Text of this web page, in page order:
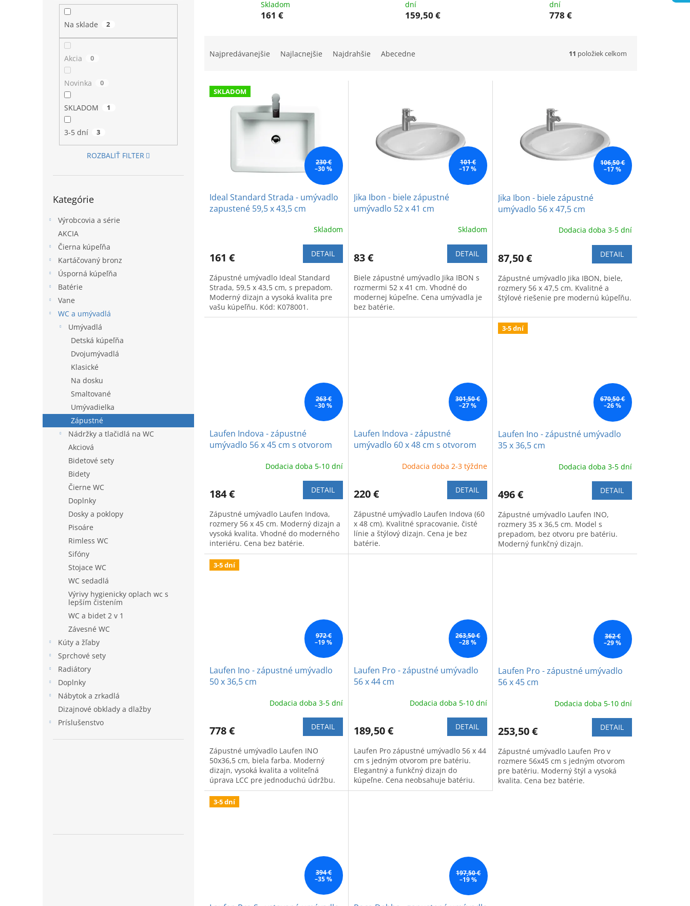
Na sklade 2
Akcia 0
Novinka 0
SKLADOM 1
3-5 dní 3
ROZBALIŤ FILTER
kategórie
Kategórie
Výrobcovia a série
AKCIA
Čierna kúpeľňa
Kartáčovaný bronz
Úsporná kúpeľňa
Batérie
Vane
WC a umývadlá
Umývadlá
Detská kúpeľňa
Dvojumývadlá
Klasické
Na dosku
Smaltované
Umývadielka
Zápustné
Nádržky a tlačidlá na WC
Akciová
Bidetové sety
Bidety
Čierne WC
Doplnky
Dosky a poklopy
Pisoáre
Rimless WC
Sifóny
Stojace WC
WC sedadlá
Výrivy hygienicky oplach wc s
lepším čistením
WC a bidet 2 v 1
Závesné WC
Kúty a žľaby
Sprchové sety
Radiátory
Doplnky
Nábytok a zrkadlá
Dizajnové obklady a dlažby
Príslušenstvo
Skladom
161 €
dní
159,50 €
dní
778 €
n
Najpredávanejšie Najlacnejšie Najdrahšie Abecedne 11 položiek celkom
V SKLADOM
230 €
–30 %
Ideal Standard Strada - umývadlo
zapustené 59,5 x 43,5 cm
Skladom
161 € DETAIL
Zápustné umývadlo Ideal Standard
Strada, 59,5 x 43,5 cm, s prepadom.
Moderný dizajn a vysoká kvalita pre
vašu kúpeľňu. Kód: K078001.
101 €
–17 %
Jika Ibon - biele zápustné
umývadlo 52 x 41 cm
Skladom
83 € DETAIL
Biele zápustné umývadlo Jika IBON s
rozmermi 52 x 41 cm. Vhodné do
modernej kúpeľne. Cena umývadla je
bez batérie.
106,50 €
–17 %
Jika Ibon - biele zápustné
umývadlo 56 x 47,5 cm
Dodacia doba 3-5 dní
87,50 € DETAIL
Zápustné umývadlo Jika IBON, biele,
rozmery 56 x 47,5 cm. Kvalitné a
štýlové riešenie pre modernú kúpeľňu.
263 €
–30 %
Laufen Indova - zápustné
umývadlo 56 x 45 cm s otvorom
Dodacia doba 5-10 dní
184 € DETAIL
Zápustné umývadlo Laufen Indova,
rozmery 56 x 45 cm. Moderný dizajn a
vysoká kvalita. Vhodné do moderného
interiéru. Cena bez batérie.
301,50 €
–27 %
Laufen Indova - zápustné
umývadlo 60 x 48 cm s otvorom
Dodacia doba 2-3 týždne
220 € DETAIL
Zápustné umývadlo Laufen Indova (60
x 48 cm). Kvalitné spracovanie, čisté
línie a štýlový dizajn. Cena je bez
batérie.
3-5 dní
670,50 €
–26 %
Laufen Ino - zápustné umývadlo
35 x 36,5 cm
Dodacia doba 3-5 dní
496 € DETAIL
Zápustné umývadlo Laufen INO,
rozmery 35 x 36,5 cm. Model s
prepadom, bez otvoru pre batériu.
Moderný funkčný dizajn.
3-5 dní
972 €
–19 %
Laufen Ino - zápustné umývadlo
50 x 36,5 cm
Dodacia doba 3-5 dní
778 € DETAIL
Zápustné umývadlo Laufen INO
50x36,5 cm, biela farba. Moderný
dizajn, vysoká kvalita a voliteľná
úprava LCC pre jednoduchú údržbu.
Štýlová a funkčná voľba.
263,50 €
–28 %
Laufen Pro - zápustné umývadlo
56 x 44 cm
Dodacia doba 5-10 dní
189,50 € DETAIL
Laufen Pro zápustné umývadlo 56 x 44
cm s jedným otvorom pre batériu.
Elegantný a funkčný dizajn do
kúpeľne. Cena neobsahuje batériu.
362 €
–29 %
Laufen Pro - zápustné umývadlo
56 x 45 cm
Dodacia doba 5-10 dní
253,50 € DETAIL
Zápustné umývadlo Laufen Pro v
rozmere 56x45 cm s jedným otvorom
pre batériu. Moderný štýl a vysoká
kvalita. Cena bez batérie.
3-5 dní
394 €
–35 %
197,50 €
–19 %